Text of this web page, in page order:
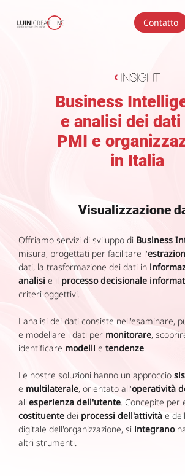
Contatto
Business
e analisi dei dati
PMI e
in Italia
Visualizzazione
Offriamo servizi di sviluppo di Business
misura, progettati per facilitare l'
dati, la trasformazione dei dati in
analisi e il processo decisionale
criteri oggettivi.
L'analisi dei dati consiste nell'esaminare,
e modellare i dati per monitorare,
identificare modelli e tendenze.
Le nostre soluzioni hanno un approccio
e multilaterale, orientato all'operatività
all'esperienza dell'utente. Concepite per
costituente dei processi dell'attività e
digitale dell'organizzazione, si integrano
altri strumenti.